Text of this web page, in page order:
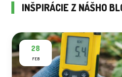
INŠPIRÁCIE Z NÁŠHO
28
FEB